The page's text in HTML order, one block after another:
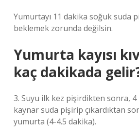
Yumurtayı 11 dakika soğuk suda
beklemek zorunda değilsin.
Yumurta kayısı
kaç dakikada
3. Suyu ilk kez pişirdikten sonra, 4
kaynar suda pişirip çıkardıktan
yumurta (4-4.5 dakika).